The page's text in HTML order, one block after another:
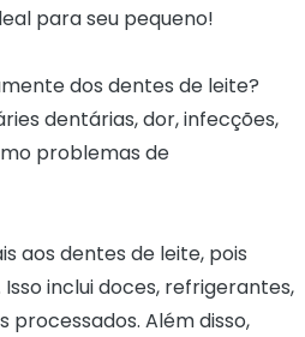
para seu pequeno!
dos dentes de leite?
dentárias, dor, infecções,
problemas de
aos dentes de leite, pois
inclui doces, refrigerantes,
processados. Além disso,